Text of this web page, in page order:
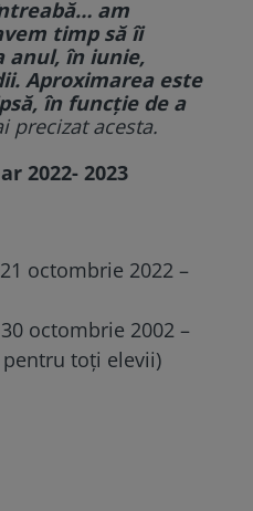
am
timp să îi
anul, în iunie,
Aproximarea este
în funcție de a
precizat acesta.
2022- 2023
octombrie 2022 –
octombrie 2002 –
toți elevii)